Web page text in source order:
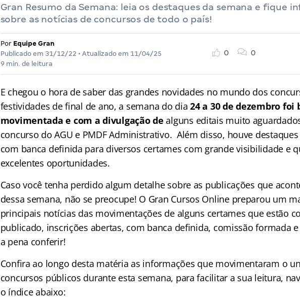
Gran Resumo da Semana: leia os destaques da semana e fique
sobre as notícias de concursos de todo o país!
Por Equipe Gran
Publicado em 31/12/22 • Atualizado em 11/04/25
9 min. de leitura
0 0
E chegou o hora de saber das grandes novidades no mundo dos
festividades de final de ano, a semana do dia24 a 30 de dezembro foi
movimentada e com a divulgação dealguns editais muito
concurso do AGU e PMDF Administrativo. Além disso, houve
com banca definida para diversos certames com grande visibilidade e
excelentes oportunidades.
Caso você tenha perdido algum detalhe sobre as publicações que
dessa semana, não se preocupe! O Gran Cursos Online preparou um
principais notícias das movimentações de alguns certames que estão
publicado, inscrições abertas, com banca definida, comissão formada
a pena conferir!
Confira ao longo desta matéria as informações que movimentaram o
concursos públicos durante esta semana, para facilitar a sua leitura,
o índice abaixo: